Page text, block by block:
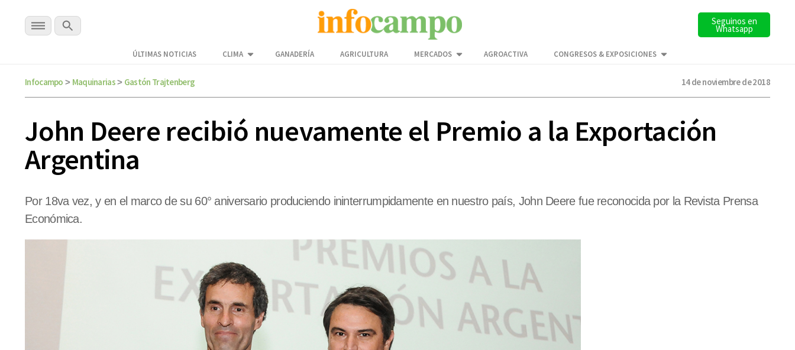
Seguinos en
Whatsapp
ÚLTIMAS NOTICIAS CLIMA GANADERÍA AGRICULTURA MERCADOS AGROACTIVA CONGRESOS & EXPOSICIONES
Infocampo > Maquinarias> Gastón Trajtenberg 14 de noviembre de 2018
John Deere recibió nuevamente el Premio a la Exportación
Argentina
Por 18va vez, y en el marco de su 60° aniversario produciendo ininterrumpidamente en nuestro país, John Deere fue reconocida por la Revista Prensa
Económica.